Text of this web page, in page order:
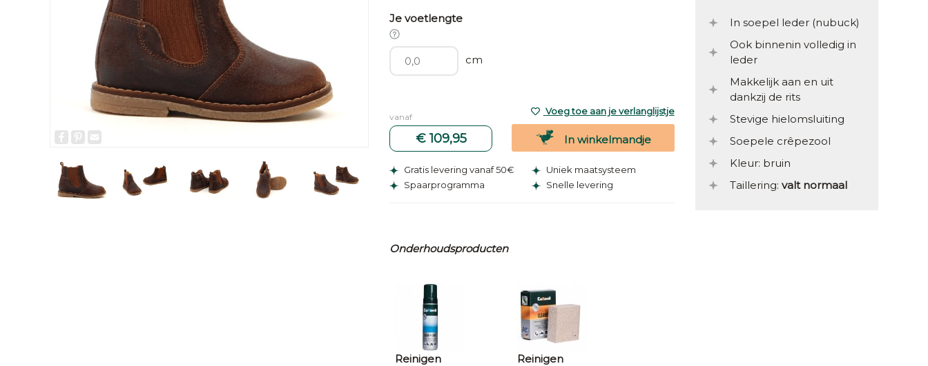
Facebook
Pinterest
Je voetlengte
cm
vanaf
€ 109,95
Voeg toe aan je verlanglijstje
In winkelmandje
Gratis levering vanaf 50€
Uniek maatsysteem
Spaarprogramma
Snelle levering
In soepel leder (nubuck)
Ook binnenin volledig in
leder
Makkelijk aan en uit
dankzij de rits
Stevige hielomsluiting
Soepele crêpezool
Kleur: bruin
Taillering: valt normaal
Onderhoudsproducten
Reinigen
Reinigen